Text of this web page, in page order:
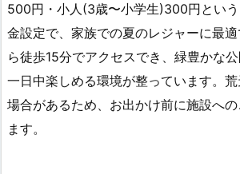
500円・小人(3歳〜小学生)300円とい
金設定で、家族での夏のレジャーに最
ら徒歩15分でアクセスでき、緑豊かな
一日中楽しめる環境が整っています。
場合があるため、お出かけ前に施設へ
ます。